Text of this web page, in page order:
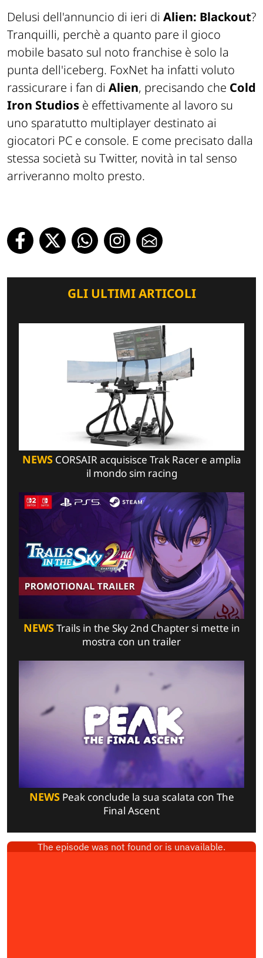
Delusi dell'annuncio di ieri di Alien: Blackout?
Tranquilli, perchè a quanto pare il gioco
mobile basato sul noto franchise è solo la
punta dell'iceberg. FoxNet ha infatti voluto
rassicurare i fan di Alien, precisando che Cold
Iron Studios è effettivamente al lavoro su
uno sparatutto multiplayer destinato ai
giocatori PC e console. E come precisato dalla
stessa società su Twitter, novità in tal senso
arriveranno molto presto.
GLI ULTIMI ARTICOLI
NEWSCORSAIR acquisisce Trak Racer e amplia
il mondo sim racing
NEWSTrails in the Sky 2nd Chapter si mette in
mostra con un trailer
NEWSPeak conclude la sua scalata con The
Final Ascent